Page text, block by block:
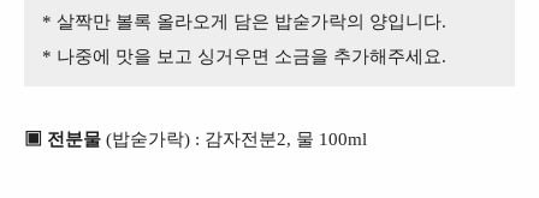
* 살짝만 볼록 올라오게 담은 밥숟가락의 양입니다.
* 나중에 맛을 보고 싱거우면 소금을 추가해주세요.
▣ 전분물 (밥숟가락) : 감자전분2, 물 100ml